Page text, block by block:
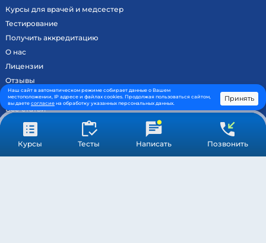
Курсы Тесты Написать Позвонить
Наш сайт в автоматическом режиме собирает данные о Вашем
местоположении, IP адресе и файлах cookies. Продолжая пользоваться сайтом,
вы даете согласие на обработку указанных персональных данных.
Принять
Курсы для врачей и медсестер
Тестирование
Получить аккредитацию
О нас
Лицензии
Отзывы
Новости
Все статьи
Контакты
Вход на образовательный портал